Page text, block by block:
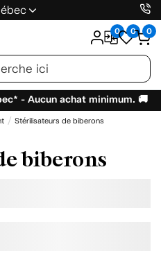
0 0 0
- Aucun achat minimum. 🚚
Stérilisateurs de biberons
biberons